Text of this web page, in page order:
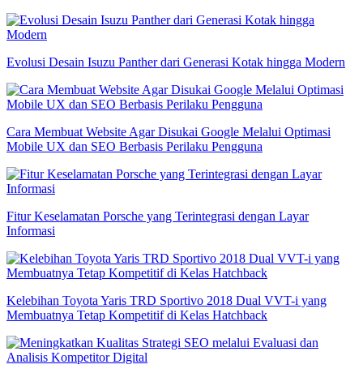
Evolusi Desain Isuzu Panther dari Generasi Kotak hingga Modern
Cara Membuat Website Agar Disukai Google Melalui Optimasi
Mobile UX dan SEO Berbasis Perilaku Pengguna
Fitur Keselamatan Porsche yang Terintegrasi dengan Layar
Informasi
Kelebihan Toyota Yaris TRD Sportivo 2018 Dual VVT-i yang
Membuatnya Tetap Kompetitif di Kelas Hatchback